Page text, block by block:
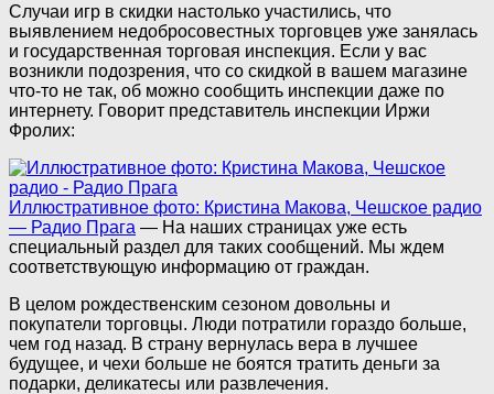
Случаи игр в скидки настолько участились, что
выявлением недобросовестных торговцев уже занялась
и государственная торговая инспекция. Если у вас
возникли подозрения, что со скидкой в вашем магазине
что-то не так, об можно сообщить инспекции даже по
интернету. Говорит представитель инспекции Иржи
Фролих:
Иллюстративное фото: Кристина Макова, Чешское радио
— Радио Прага — На наших страницах уже есть
специальный раздел для таких сообщений. Мы ждем
соответствующую информацию от граждан.
В целом рождественским сезоном довольны и
покупатели торговцы. Люди потратили гораздо больше,
чем год назад. В страну вернулась вера в лучшее
будущее, и чехи больше не боятся тратить деньги за
подарки, деликатесы или развлечения.